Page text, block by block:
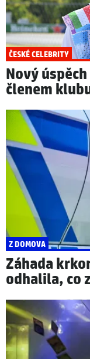
ČESKÉ CELEBRITY
Nový
členem
Z DOMOVA
Záhada
odhalila, co